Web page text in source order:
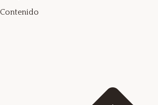
Contenido